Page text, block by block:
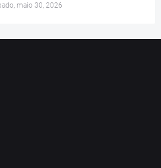
maio 30, 2026